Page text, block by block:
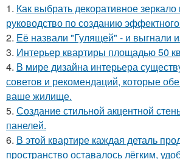
1. Как выбрать декоративное
руководство по созданию
2. Её назвали "Гулящей" - и выгнали
3. Интерьер квартиры площадью 50
4. В мире дизайна интерьера
советов и рекомендаций, которые
ваше жилище.
5. Создание стильной акцентной
панелей.
6. В этой квартире каждая деталь
пространство оставалось лёгким,